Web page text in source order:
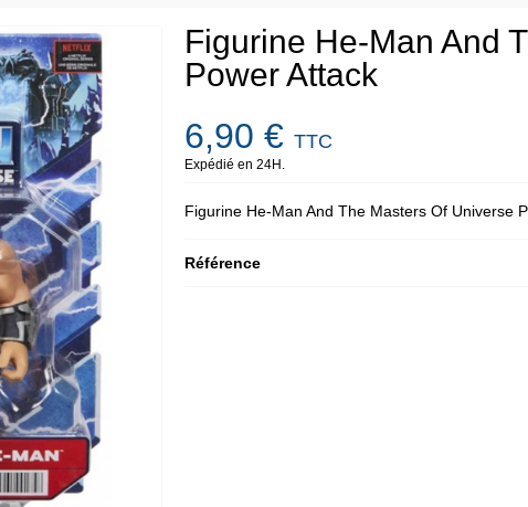
Figurine He-Man And
Power Attack
6,90 €TTC
Expédié en 24H.
Figurine He-Man And The Masters Of Universe
Référence